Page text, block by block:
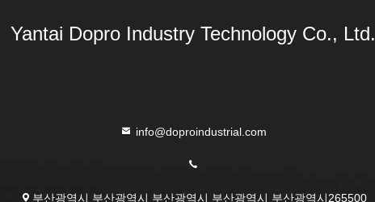
Yantai Dopro Industry Technology Co., Ltd.
info@doproindustrial.com
부산광역시 부산광역시 부산광역시 부산광역시 부산광역시265500